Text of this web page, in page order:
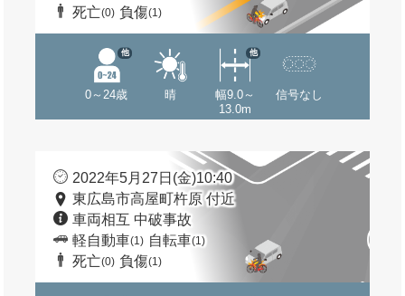
死亡(0) 負傷(1)
0～24歳
他
晴
幅9.0～
13.0m
他
信号なし
2022年5月27日(金)10:40
東広島市高屋町杵原 付近
車両相互 中破事故
軽自動車(1) 自転車(1)
死亡(0) 負傷(1)